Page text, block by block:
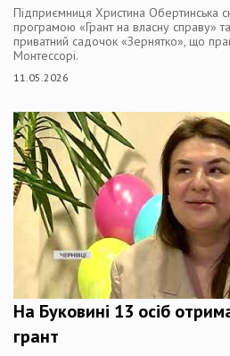
Підприємниця Христина Обертинська
програмою «Грант на власну справу»
приватний садочок «Зернятко», що
Монтессорі.
11.05.2026
На Буковині 13 осіб
грант